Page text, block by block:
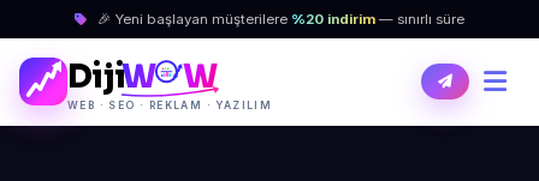
🎉 Yeni başlayan müşterilere %20 indirim — sınırlı süre
DijiW W
WEB · SEO · REKLAM · YAZILIM